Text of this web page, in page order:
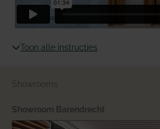
Toon alle instructies
Showrooms
Showroom Barendrecht